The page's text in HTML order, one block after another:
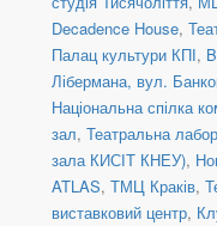
Decadence House,
Палац культури КПІ,
Лібермана, вул.
Національна спілка
зал, Театральна
зала КИСІТ КНЕУ),
ATLAS, ТМЦ Краків,
виставковий центр,